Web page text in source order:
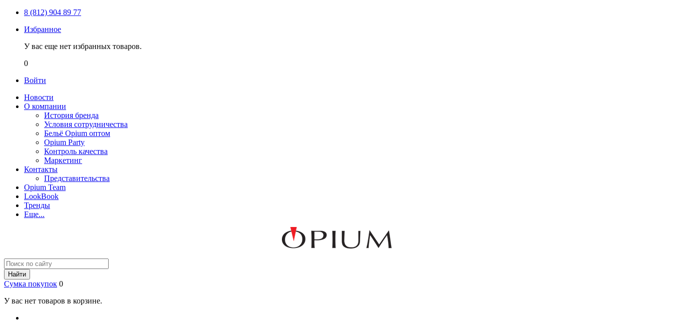
8 (812) 904 89 77
Избранное
У вас еще нет избранных товаров.
0
Войти
Новости
О компании
История бренда
Условия сотрудничества
Бельё Opium оптом
Opium Party
Контроль качества
Маркетинг
Контакты
Представительства
Opium Team
LookBook
Тренды
Еще...
Найти
Сумка покупок 0
У вас нет товаров в корзине.